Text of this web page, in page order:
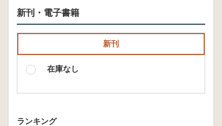
新刊・電子書籍
新刊
在庫なし
ランキング